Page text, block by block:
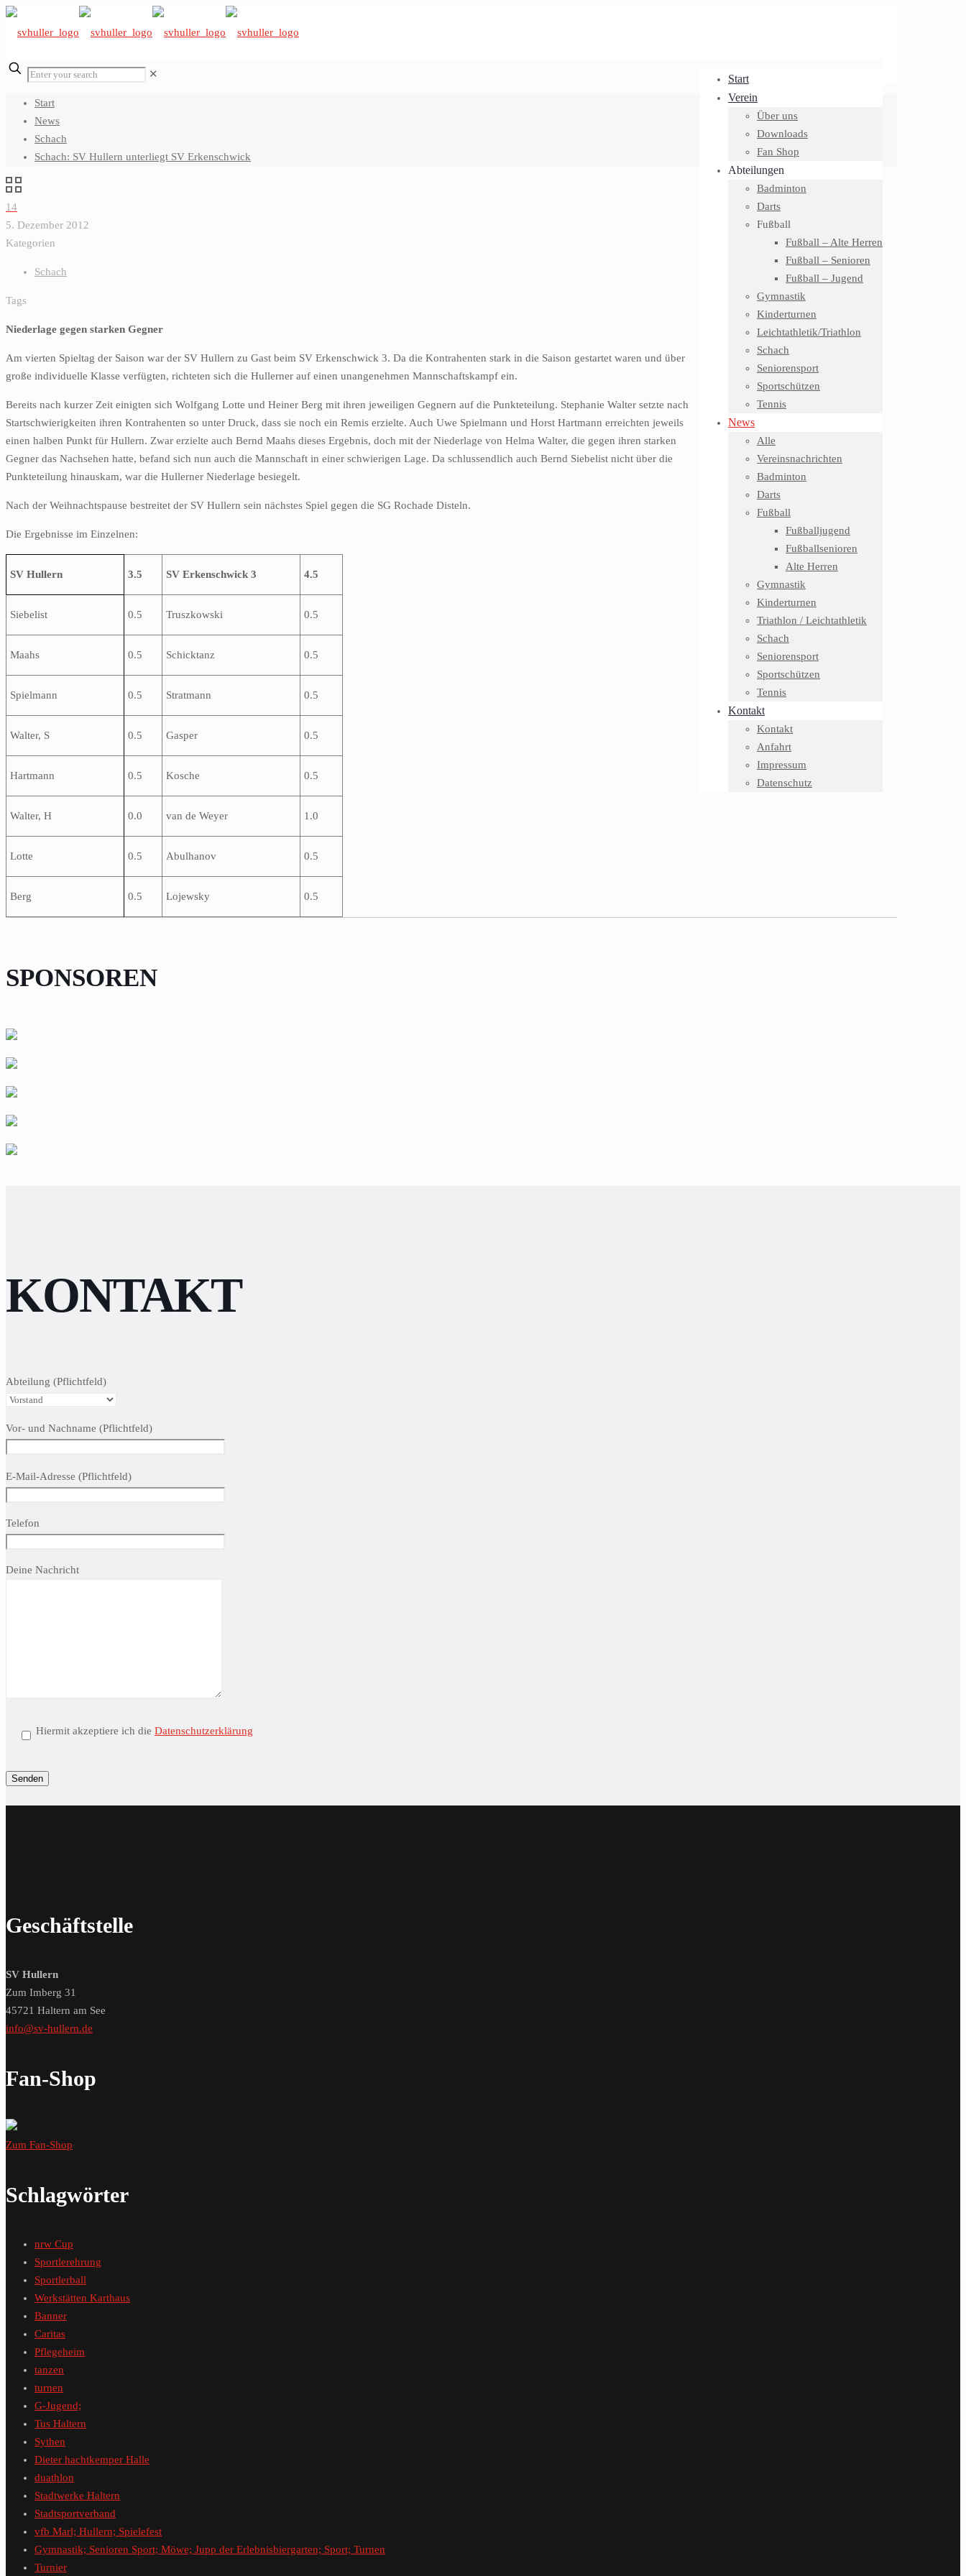
Start
Verein
Über uns
Downloads
Fan Shop
Abteilungen
Badminton
Darts
Fußball
Fußball – Alte Herren
Fußball – Senioren
Fußball – Jugend
Gymnastik
Kinderturnen
Leichtathletik/Triathlon
Schach
Seniorensport
Sportschützen
Tennis
News
Alle
Vereinsnachrichten
Badminton
Darts
Fußball
Fußballjugend
Fußballsenioren
Alte Herren
Gymnastik
Kinderturnen
Triathlon / Leichtathletik
Schach
Seniorensport
Sportschützen
Tennis
Kontakt
Kontakt
Anfahrt
Impressum
Datenschutz
✕
Start
News
Schach
Schach: SV Hullern unterliegt SV Erkenschwick
14
5. Dezember 2012
Kategorien
Schach
Tags
Niederlage gegen starken Gegner
Am vierten Spieltag der Saison war der SV Hullern zu Gast beim SV Erkenschwick 3. Da die Kontrahenten stark in die Saison gestartet waren und über
große individuelle Klasse verfügten, richteten sich die Hullerner auf einen unangenehmen Mannschaftskampf ein.
Bereits nach kurzer Zeit einigten sich Wolfgang Lotte und Heiner Berg mit ihren jeweiligen Gegnern auf die Punkteteilung. Stephanie Walter setzte nach
Startschwierigkeiten ihren Kontrahenten so unter Druck, dass sie noch ein Remis erzielte. Auch Uwe Spielmann und Horst Hartmann erreichten jeweils
einen halben Punkt für Hullern. Zwar erzielte auch Bernd Maahs dieses Ergebnis, doch mit der Niederlage von Helma Walter, die gegen ihren starken
Gegner das Nachsehen hatte, befand sich nun auch die Mannschaft in einer schwierigen Lage. Da schlussendlich auch Bernd Siebelist nicht über die
Punkteteilung hinauskam, war die Hullerner Niederlage besiegelt.
Nach der Weihnachtspause bestreitet der SV Hullern sein nächstes Spiel gegen die SG Rochade Disteln.
Die Ergebnisse im Einzelnen:
SV Hullern 3.5 SV Erkenschwick 3 4.5
Siebelist 0.5 Truszkowski 0.5
Maahs 0.5 Schicktanz 0.5
Spielmann 0.5 Stratmann 0.5
Walter, S 0.5 Gasper 0.5
Hartmann 0.5 Kosche 0.5
Walter, H 0.0 van de Weyer 1.0
Lotte 0.5 Abulhanov 0.5
Berg 0.5 Lojewsky 0.5
SPONSOREN
KONTAKT
Abteilung (Pflichtfeld)
Vor- und Nachname (Pflichtfeld)
lasse
dieses
Feld
leer.
E-Mail-Adresse (Pflichtfeld)
Telefon
Deine Nachricht
Hiermit akzeptiere ich die Datenschutzerklärung
Geschäftstelle
SV Hullern
Zum Imberg 31
45721 Haltern am See
info@sv-hullern.de
Fan-Shop
Zum Fan-Shop
Schlagwörter
nrw Cup
Sportlerehrung
Sportlerball
Werkstätten Karthaus
Banner
Caritas
Pflegeheim
tanzen
turnen
G-Jugend;
Tus Haltern
Sythen
Dieter hachtkemper Halle
duathlon
Stadtwerke Haltern
Stadtsportverband
vfb Marl; Hullern; Spielefest
Gymnastik; Senioren Sport; Möwe; Jupp der Erlebnisbiergarten; Sport; Turnen
Turnier